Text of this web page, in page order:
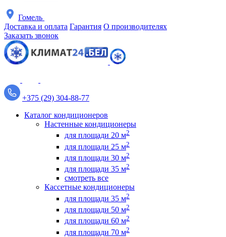
Гомель
Доставка и оплата Гарантия О производителях
Заказать звонок
+375 (29) 304-88-77
Каталог кондиционеров
Настенные кондиционеры
для площади 20 м2
для площади 25 м2
для площади 30 м2
для площади 35 м2
смотреть все
Кассетные кондиционеры
для площади 35 м2
для площади 50 м2
для площади 60 м2
для площади 70 м2